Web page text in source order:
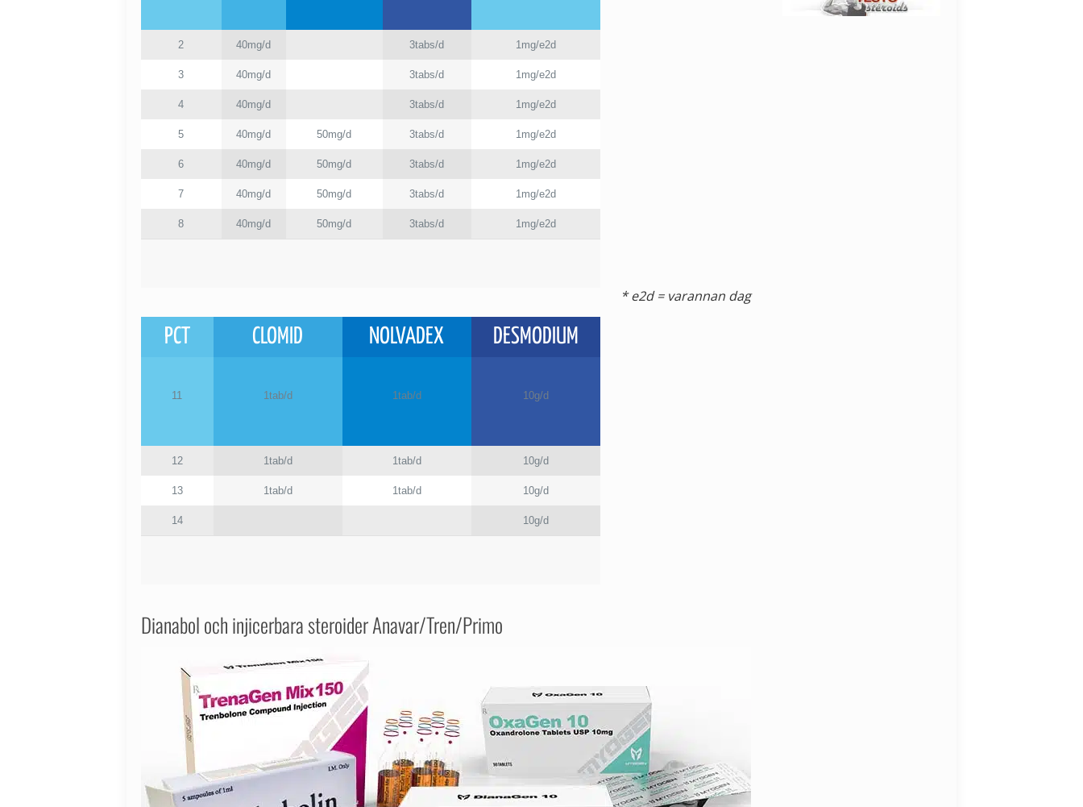
2
3
4
5
6
7
8
40mg/d
40mg/d
40mg/d
40mg/d
40mg/d
40mg/d
40mg/d
50mg/d
50mg/d
50mg/d
50mg/d
3tabs/d
3tabs/d
3tabs/d
3tabs/d
3tabs/d
3tabs/d
3tabs/d
1mg/e2d
1mg/e2d
1mg/e2d
1mg/e2d
1mg/e2d
1mg/e2d
1mg/e2d
* e2d = varannan dag
PCT
11
12
13
14
CLOMID
1tab/d
1tab/d
1tab/d
NOLVADEX
1tab/d
1tab/d
1tab/d
DESMODIUM
10g/d
10g/d
10g/d
10g/d
Dianabol och injicerbara steroider Anavar/Tren/Primo